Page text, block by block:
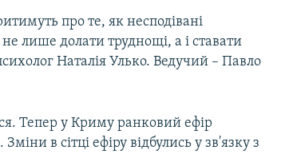
про те, як несподівані
лише долати труднощі, а і ставати
Наталія Улько. Ведучий – Павло
Тепер у Криму ранковий ефір
. Зміни в сітці ефіру відбулись у зв'язку з